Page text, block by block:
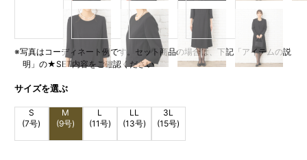
※写真はコーディネート例です。セット商品の場合は、下記「アイテムの説
明」の★SET内容をご確認ください
サイズを選ぶ
S
(7号)
M
(9号)
L
(11号)
LL
(13号)
3L
(15号)